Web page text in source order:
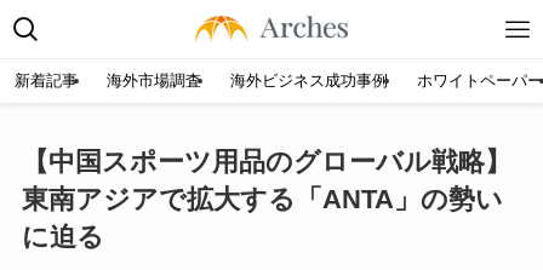
新着記事 海外市場調査 海外ビジネス成功事例 ホワイトペーパー
【中国スポーツ用品のグローバル戦略】
東南アジアで拡大する「ANTA」の勢い
に迫る